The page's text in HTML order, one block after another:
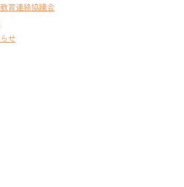
育連絡協議会
せ